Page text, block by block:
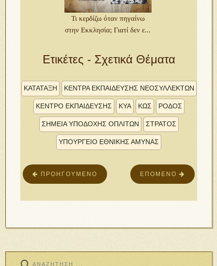
Τι κερδίζω όταν πηγαίνω
στην Εκκλησία; Γιατί δεν ε...
Ετικέτες - Σχετικά Θέματα
ΚΑΤΆΤΑΞΗ ΚΈΝΤΡΑ ΕΚΠΑΊΔΕΥΣΗΣ ΝΕΟΣΥΛΛΈΚΤΩΝ
ΚΈΝΤΡΟ ΕΚΠΑΊΔΕΥΣΗΣ ΚΥΑ ΚΩΣ ΡΟΔΟΣ
ΣΗΜΕΊΑ ΥΠΟΔΟΧΉΣ ΟΠΛΙΤΏΝ ΣΤΡΑΤΌΣ
ΥΠΟΥΡΓΕΙΟ ΕΘΝΙΚΗΣ ΑΜΥΝΑΣ
ΕΠΌΜΕΝΟ
ΠΡΟΗΓΟΎΜΕΝΟ